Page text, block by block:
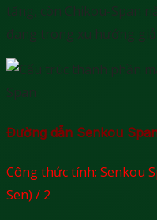
tăng, còn Chikou-Span
đang trong xu hướng
Đường dẫn Senkou
Công thức tính: Senkou
Sen) / 2